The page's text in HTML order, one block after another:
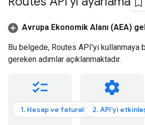
Avrupa Ekonomik Alanı (AEA)
Bu belgede, Routes API'yi kullanmaya
gereken adımlar açıklanmaktadır.
checklist
1. Hesap ve faturalandırma
settings
2. API'yi